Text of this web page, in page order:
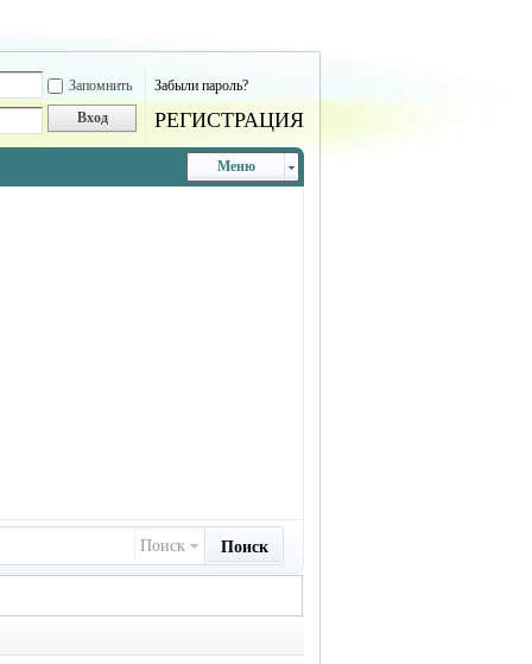
Запомнить Забыли пароль?
Вход РЕГИСТРАЦИЯ
Меню
Поиск Поиск